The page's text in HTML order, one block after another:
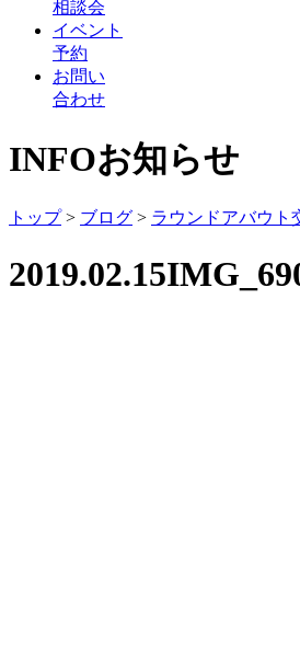
相談会
イベント
予約
お問い
合わせ
INFOお知らせ
トップ> ブログ > ラウンドアバウト
2019.02.15